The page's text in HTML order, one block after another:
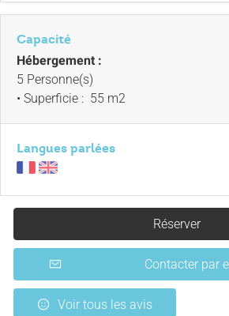
Capacité
Hébergement :
5 Personne(s)
• Superficie : 55 m2
Langues parlées
Réserver
Contacter par
Voir tous les avis